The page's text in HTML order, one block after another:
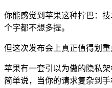
你能感觉到苹果这种拧巴：
个字都不想多提。
但这次发布会上真正值得划重
苹果有一套引以为傲的隐私架
简单说，当你的请求复杂到